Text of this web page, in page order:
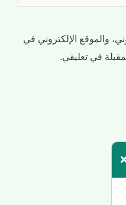
والموقع الإلكتروني في
في تعليقي.